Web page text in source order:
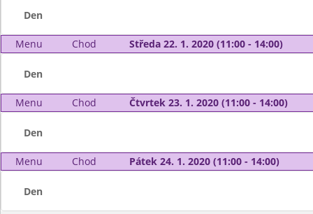
Den
Menu Chod Středa 22. 1. 2020 (11:00 - 14:00)
Den
Menu Chod Čtvrtek 23. 1. 2020 (11:00 - 14:00)
Den
Menu Chod Pátek 24. 1. 2020 (11:00 - 14:00)
Den